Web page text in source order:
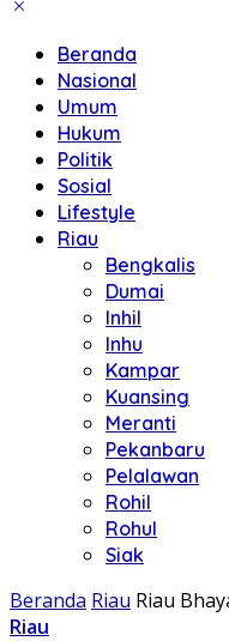
Beranda
Nasional
Umum
Hukum
Politik
Sosial
Lifestyle
Riau
Bengkalis
Dumai
Inhil
Inhu
Kampar
Kuansing
Meranti
Pekanbaru
Pelalawan
Rohil
Rohul
Siak
Beranda Riau Riau
Riau